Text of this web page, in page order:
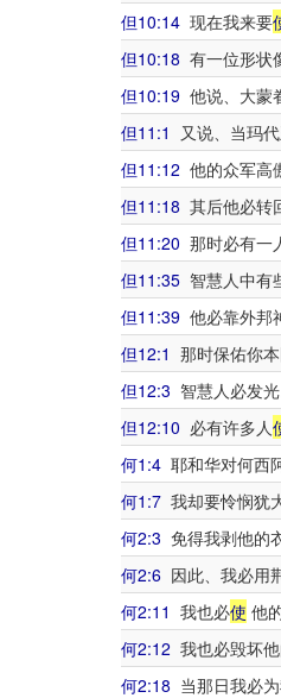
但10:14 现在我来要
但10:18 有一位形状
但10:19 他说、大蒙
但11:1
又说、当玛
但11:12 他的众军高
但11:18 其后他必转
但11:20 那时必有一
但11:35 智慧人中有
但11:39 他必靠外邦
但12:1 那时保佑你
但12:3 智慧人必发
但12:10 必有许多人
何1:4 耶和华对何西
何1:7 我却要怜悯犹
何2:3 免得我剥他的
何2:6 因此、我必用
何2:11 我也必使 他
何2:12 我也必毁坏
何2:18 当那日我必